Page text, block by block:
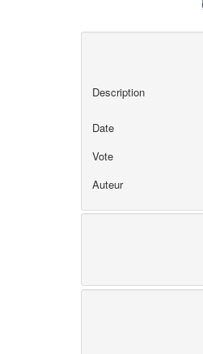
Description
Date
Vote
Auteur